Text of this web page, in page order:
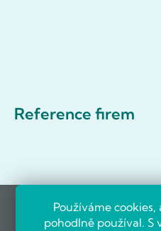
Používáme
pohodlně používal. S
Reference firem